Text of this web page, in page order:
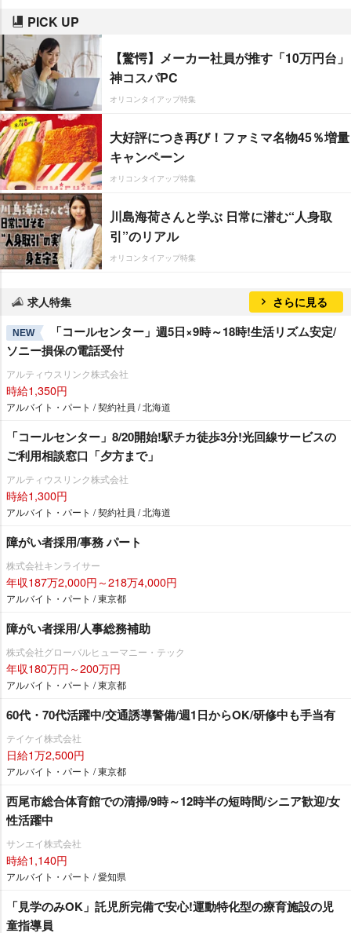
ていた。
PICK UP
【驚愕】メーカー社員が推す「10万円台」
神コスパPC
オリコンタイアップ特集
大好評につき再び！ファミマ名物45％増量
キャンペーン
オリコンタイアップ特集
川島海荷さんと学ぶ 日常に潜む“人身取
引”のリアル
オリコンタイアップ特集
求人特集 さらに見る
NEW
「コールセンター」週5日×9時～18時!生活リズム安定/
ソニー損保の電話受付
アルティウスリンク株式会社
時給1,350円
アルバイト・パート / 契約社員 / 北海道
「コールセンター」8/20開始!駅チカ徒歩3分!光回線サービスの
ご利用相談窓口「夕方まで」
アルティウスリンク株式会社
時給1,300円
アルバイト・パート / 契約社員 / 北海道
障がい者採用/事務 パート
株式会社キンライサー
年収187万2,000円～218万4,000円
アルバイト・パート / 東京都
障がい者採用/人事総務補助
株式会社グローバルヒューマニー・テック
年収180万円～200万円
アルバイト・パート / 東京都
60代・70代活躍中/交通誘導警備/週1日からOK/研修中も手当有
テイケイ株式会社
日給1万2,500円
アルバイト・パート / 東京都
西尾市総合体育館での清掃/9時～12時半の短時間/シニア歓迎/女
性活躍中
サンエイ株式会社
時給1,140円
アルバイト・パート / 愛知県
「見学のみOK」託児所完備で安心!運動特化型の療育施設の児
童指導員